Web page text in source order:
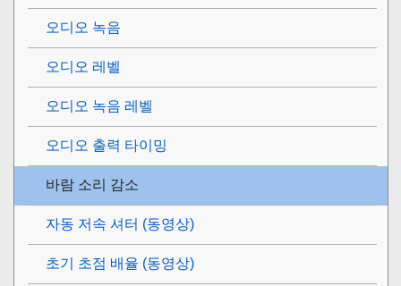
오디오 녹음
오디오 레벨
오디오 녹음 레벨
오디오 출력 타이밍
바람 소리 감소
자동 저속 셔터 (동영상)
초기 초점 배율 (동영상)